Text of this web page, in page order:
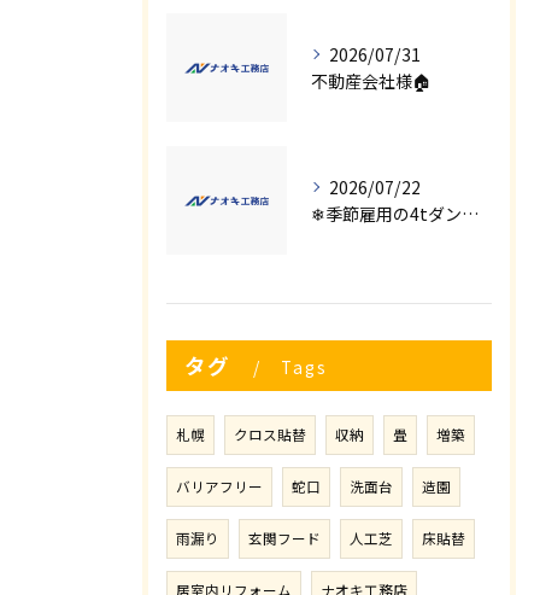
2026/07/31
不動産会社様🏠
2026/07/22
❄季節雇用の4tダンプの運転手募集⛄
タグ Tags
札幌 クロス貼替 収納 畳 増築
バリアフリー 蛇口 洗面台 造園
雨漏り 玄関フード 人工芝 床貼替
居室内リフォーム ナオキ工務店